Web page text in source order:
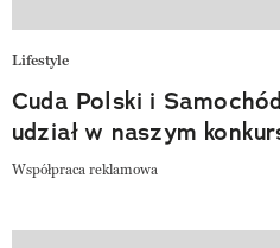
Lifestyle
Cuda Polski i
udział w naszym
Współpraca reklamowa